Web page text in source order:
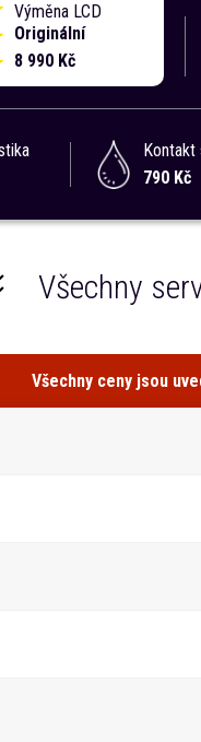
Výměna LCD
Originální
8 990 Kč
Kontakt
790 Kč
Všechny
Všechny ceny jsou